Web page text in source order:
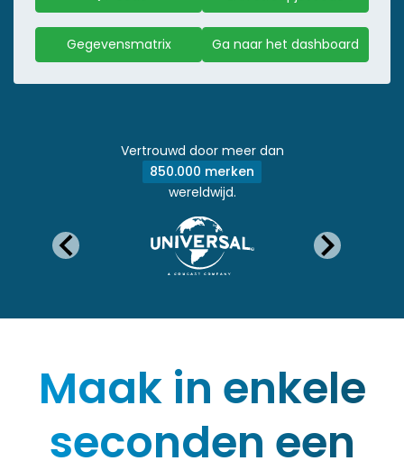
Gegevensmatrix Ga naar het dashboard
Vertrouwd door meer dan
850.000 merken
wereldwijd.
Maak in enkele
seconden een